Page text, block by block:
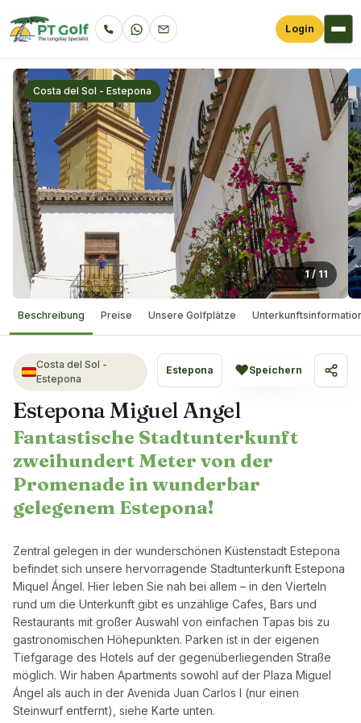
Login
Costa del Sol - Estepona
1/ 11
Beschreibung Preise Unsere Golfplätze
Estepona ♥Speichern
Costa del Sol -
Estepona
Estepona Miguel Angel
Fantastische Stadtunterkunft
zweihundert Meter von der
Promenade in wunderbar
gelegenem Estepona!
Zentral gelegen in der wunderschönen Küstenstadt Estepona
befindet sich unsere hervorragende Stadtunterkunft Estepona
Miquel Ángel. Hier leben Sie nah bei allem – in den Vierteln
rund um die Unterkunft gibt es unzählige Cafes, Bars und
Restaurants mit großer Auswahl von einfachen Tapas bis zu
gastronomischen Höhepunkten. Parken ist in der eigenen
Tiefgarage des Hotels auf der gegenüberliegenden Straße
möglich. Wir haben Apartments sowohl auf der Plaza Miguel
Ángel als auch in der Avenida Juan Carlos I (nur einen
Steinwurf entfernt), siehe Karte unten.